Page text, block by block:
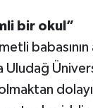
bir okul”
babasının